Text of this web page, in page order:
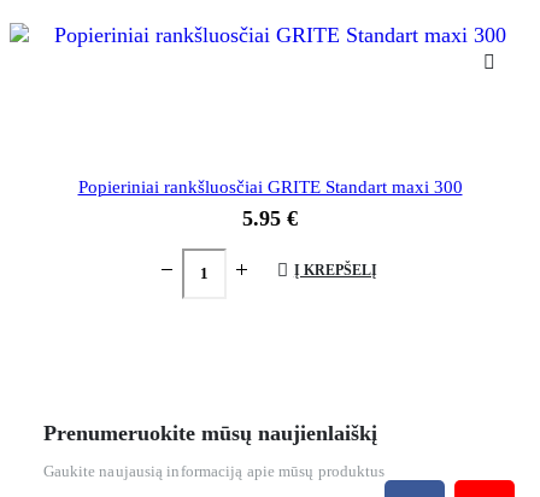
Popieriniai rankšluosčiai GRITE Standart maxi 300
5.95 €
Į KREPŠELĮ
Prenumeruokite mūsų naujienlaiškį
Gaukite naujausią informaciją apie mūsų produktus